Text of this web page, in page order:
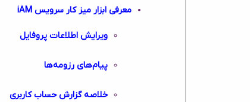
معرفی ابزار میز کار سرویس iAM
ویرایش اطلاعات پروفایل
پیام‌های رزومه‌ها
خلاصه گزارش حساب کاربری